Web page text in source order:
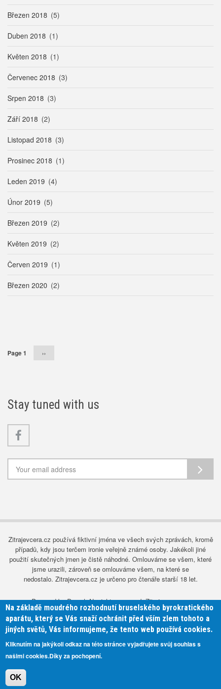
Březen 2018 (5)
Duben 2018 (1)
Květen 2018 (1)
Červenec 2018 (3)
Srpen 2018 (3)
Září 2018 (2)
Listopad 2018 (3)
Prosinec 2018 (1)
Leden 2019 (4)
Únor 2019 (5)
Březen 2019 (2)
Květen 2019 (2)
Červen 2019 (1)
Březen 2020 (2)
Page 1 Následující
››
Stay tuned with us
Zitrajevcera.cz používá fiktivní jména ve všech svých zprávách, kromě
případů, kdy jsou terčem ironie veřejně známé osoby. Jakékoli jiné
použití skutečných jmen je čistě náhodné. Omlouváme se všem, které
jsme urazili, zároveň se omlouváme všem, na které se
nedostalo. Zitrajevcera.cz je určeno pro čtenáře starší 18 let.
Powered by Drupal. No rights reserved, Zitrajevcera.cz.
Subfooter
menu
Advertise with us
Contact
Na základě moudrého rozhodnutí bruselského byrokratického
aparátu, který se Vás snaží ochránit před vším zlem tohoto a
jiných světů, Vás informujeme, že tento web používá cookies.
Kliknutím na jakýkoli odkaz na této stránce vyjadřujete svůj souhlas s
našimi cookies.Díky za pochopení.
OK